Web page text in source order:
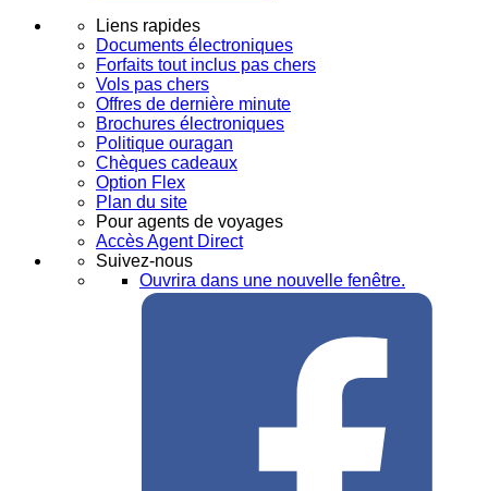
Liens rapides
Documents électroniques
Forfaits tout inclus pas chers
Vols pas chers
Offres de dernière minute
Brochures électroniques
Politique ouragan
Chèques cadeaux
Option Flex
Plan du site
Pour agents de voyages
Accès Agent Direct
Suivez-nous
Ouvrira dans une nouvelle fenêtre.